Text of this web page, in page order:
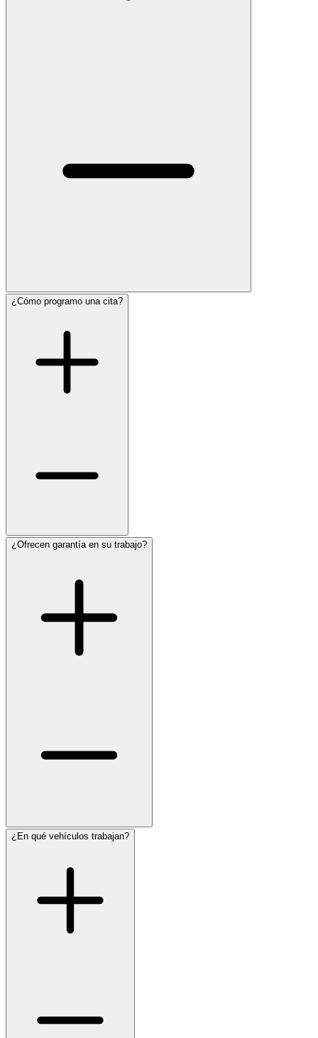
¿Cómo programo una cita?
¿Ofrecen garantía en su trabajo?
¿En qué vehículos trabajan?